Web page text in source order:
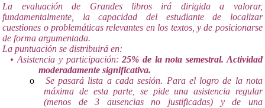
La evaluación de Grandes libros irá dirigida a valorar,
fundamentalmente, la capacidad del estudiante de localizar
cuestiones o problemáticas relevantes en los textos, y de posicionarse
de forma argumentada.
La puntuación se distribuirá en:
• Asistencia y participación:25% de la nota semestral. Actividad
moderadamente significativa.
o
Se pasará lista a cada sesión. Para el logro de la nota
máxima de esta parte, se pide una asistencia regular
(menos de 3 ausencias no justificadas) y de una